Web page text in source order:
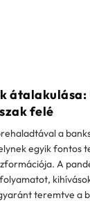
átalakulása:
felé
a
egyik fontos
A
teremtve a